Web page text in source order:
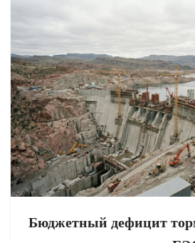
Бюджетный дефицит